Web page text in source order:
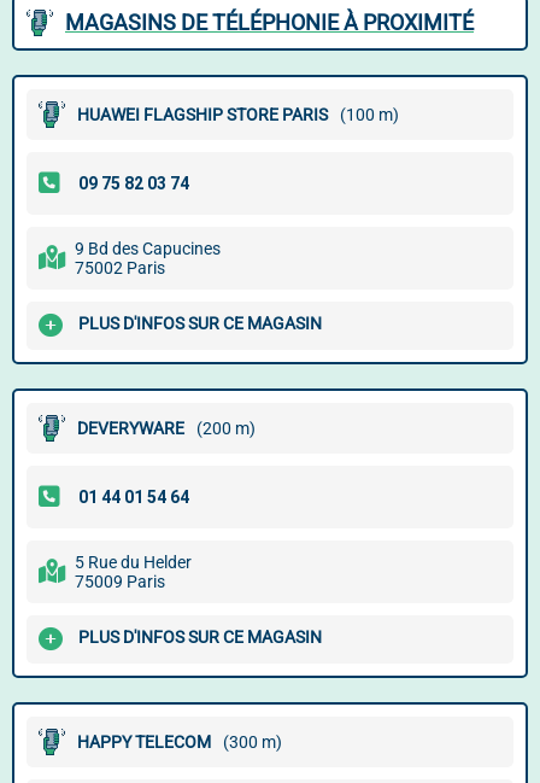
MAGASINS DE TÉLÉPHONIE À PROXIMITÉ
HUAWEI FLAGSHIP STORE PARIS (100 m)
9 Bd des Capucines
75002 Paris
PLUS D'INFOS SUR CE MAGASIN
DEVERYWARE (200 m)
5 Rue du Helder
75009 Paris
PLUS D'INFOS SUR CE MAGASIN
HAPPY TELECOM (300 m)